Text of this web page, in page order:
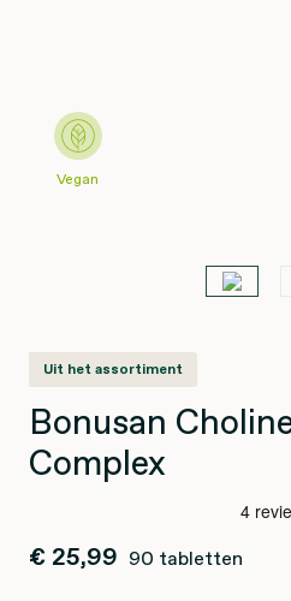
Vegan
Uit het assortiment
Bonusan
Complex
€ 25,99 90 tabletten